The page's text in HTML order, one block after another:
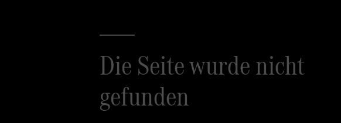
Die Seite wurde nicht
gefunden